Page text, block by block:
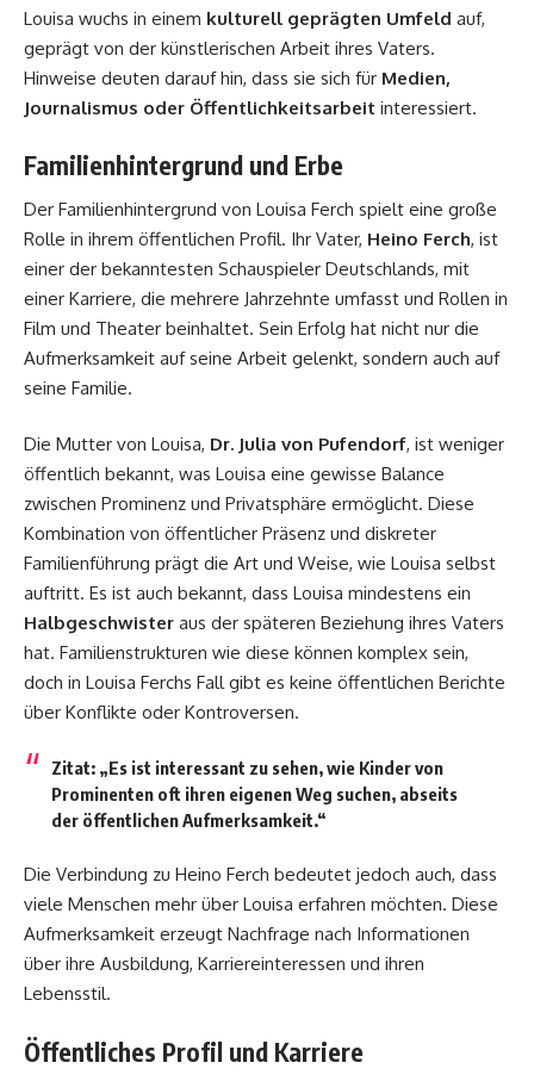
Louisa wuchs in einem kulturell geprägten Umfeld auf,
geprägt von der künstlerischen Arbeit ihres Vaters.
Hinweise deuten darauf hin, dass sie sich für Medien,
Journalismus oder Öffentlichkeitsarbeit interessiert.
Familienhintergrund und Erbe
Der Familienhintergrund von Louisa Ferch spielt eine große
Rolle in ihrem öffentlichen Profil. Ihr Vater, Heino Ferch, ist
einer der bekanntesten Schauspieler Deutschlands, mit
einer Karriere, die mehrere Jahrzehnte umfasst und Rollen in
Film und Theater beinhaltet. Sein Erfolg hat nicht nur die
Aufmerksamkeit auf seine Arbeit gelenkt, sondern auch auf
seine Familie.
Die Mutter von Louisa, Dr. Julia von Pufendorf, ist weniger
öffentlich bekannt, was Louisa eine gewisse Balance
zwischen Prominenz und Privatsphäre ermöglicht. Diese
Kombination von öffentlicher Präsenz und diskreter
Familienführung prägt die Art und Weise, wie Louisa selbst
auftritt. Es ist auch bekannt, dass Louisa mindestens ein
Halbgeschwister aus der späteren Beziehung ihres Vaters
hat. Familienstrukturen wie diese können komplex sein,
doch in Louisa Ferchs Fall gibt es keine öffentlichen Berichte
über Konflikte oder Kontroversen.
Zitat:„Es ist interessant zu sehen, wie Kinder von
Prominenten oft ihren eigenen Weg suchen, abseits
der öffentlichen Aufmerksamkeit.“
Die Verbindung zu Heino Ferch bedeutet jedoch auch, dass
viele Menschen mehr über Louisa erfahren möchten. Diese
Aufmerksamkeit erzeugt Nachfrage nach Informationen
über ihre Ausbildung, Karriereinteressen und ihren
Lebensstil.
Öffentliches Profil und Karriere